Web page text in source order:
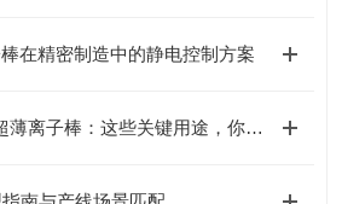
在精密制造中的静电控制方案
揭秘内置型高频交流超薄离子棒：这些关键用途，你可能还没了解！